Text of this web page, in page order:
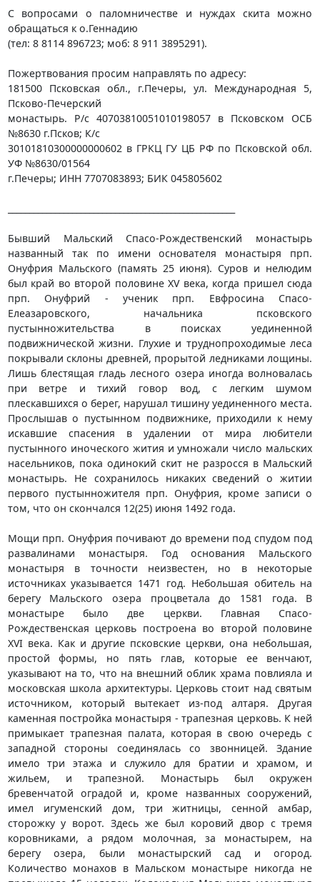
С вопросами о паломничестве и нуждах скита можно
обращаться к о.Геннадию
(тел: 8 8114 896723; моб: 8 911 3895291).
Пожертвования просим направлять по адресу:
181500 Псковская обл., г.Печеры, ул. Международная 5,
Псково-Печерский
монастырь. Р/с 40703810051010198057 в Псковском ОСБ
№8630 г.Псков; К/с
30101810300000000602 в ГРКЦ ГУ ЦБ РФ по Псковской обл.
УФ №8630/01564
г.Печеры; ИНН 7707083893; БИК 045805602
Бывший Мальский Спасо-Рождественский монастырь
названный так по имени основателя монастыря прп.
Онуфрия Мальского (память 25 июня). Суров и нелюдим
был край во второй половине XV века, когда пришел сюда
прп. Онуфрий - ученик прп. Евфросина Спасо-
Елеазаровского, начальника псковского
пустынножительства в поисках уединенной
подвижнической жизни. Глухие и труднопроходимые леса
покрывали склоны древней, прорытой ледниками лощины.
Лишь блестящая гладь лесного озера иногда волновалась
при ветре и тихий говор вод, с легким шумом
плескавшихся о берег, нарушал тишину уединенного места.
Прослышав о пустынном подвижнике, приходили к нему
искавшие спасения в удалении от мира любители
пустынного иноческого жития и умножали число мальских
насельников, пока одинокий скит не разросся в Мальский
монастырь. Не сохранилось никаких сведений о житии
первого пустынножителя прп. Онуфрия, кроме записи о
том, что он скончался 12(25) июня 1492 года.
Мощи прп. Онуфрия почивают до времени под спудом под
развалинами монастыря. Год основания Мальского
монастыря в точности неизвестен, но в некоторые
источниках указывается 1471 год. Небольшая обитель на
берегу Мальского озера процветала до 1581 года. В
монастыре было две церкви. Главная Спасо-
Рождественская церковь построена во второй половине
XVI века. Как и другие псковские церкви, она небольшая,
простой формы, но пять глав, которые ее венчают,
указывают на то, что на внешний облик храма повлияла и
московская школа архитектуры. Церковь стоит над святым
источником, который вытекает из-под алтаря. Другая
каменная постройка монастыря - трапезная церковь. К ней
примыкает трапезная палата, которая в свою очередь с
западной стороны соединялась со звонницей. Здание
имело три этажа и служило для братии и храмом, и
жильем, и трапезной. Монастырь был окружен
бревенчатой оградой и, кроме названных сооружений,
имел игуменский дом, три житницы, сенной амбар,
сторожку у ворот. Здесь же был коровий двор с тремя
коровниками, а рядом молочная, за монастырем, на
берегу озера, были монастырский сад и огород.
Количество монахов в Мальском монастыре никогда не